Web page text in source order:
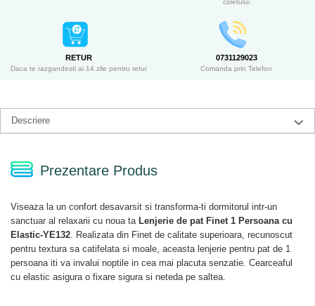
coletului
RETUR
Daca te razgandesti ai 14 zile pentru retur
0731129023
Comanda prin Telefon
Descriere
Prezentare Produs
Viseaza la un confort desavarsit si transforma-ti dormitorul intr-un
sanctuar al relaxarii cu noua ta Lenjerie de pat Finet 1 Persoana cu
Elastic-YE132 . Realizata din Finet de calitate superioara, recunoscut
pentru textura sa catifelata si moale, aceasta lenjerie pentru pat de 1
persoana iti va invalui noptile in cea mai placuta senzatie. Cearceaful
cu elastic asigura o fixare sigura si neteda pe saltea.